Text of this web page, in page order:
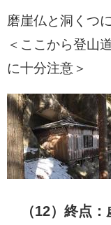
磨崖仏と洞くつ
＜ここから登山
に十分注意＞
（12）終点